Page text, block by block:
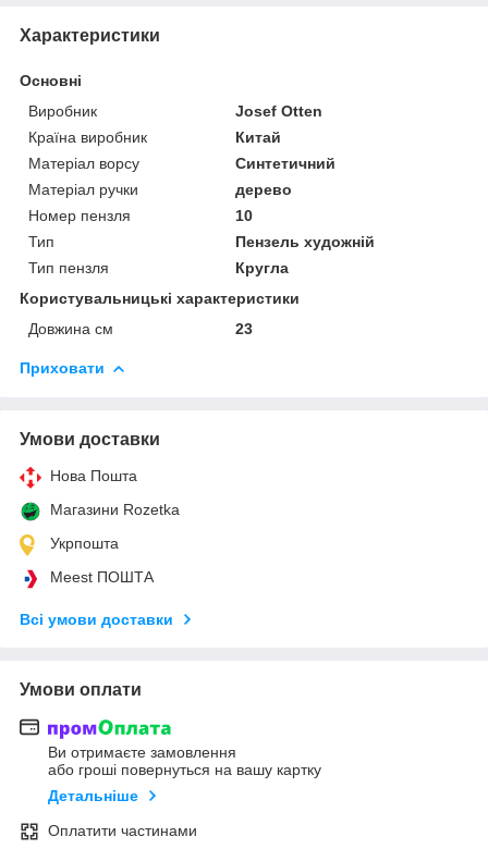
Характеристики
Основні
Виробник
Josef Otten
Країна виробник
Китай
Матеріал ворсу
Синтетичний
Матеріал ручки
дерево
Номер пензля
10
Тип
Пензель художній
Тип пензля
Кругла
Користувальницькі характеристики
Довжина см
23
Приховати
Умови доставки
Нова Пошта
Магазини Rozetka
Укрпошта
Meest ПОШТА
Всі умови доставки
Умови оплати
Ви отримаєте замовлення
або гроші повернуться на вашу картку
Детальніше
Оплатити частинами